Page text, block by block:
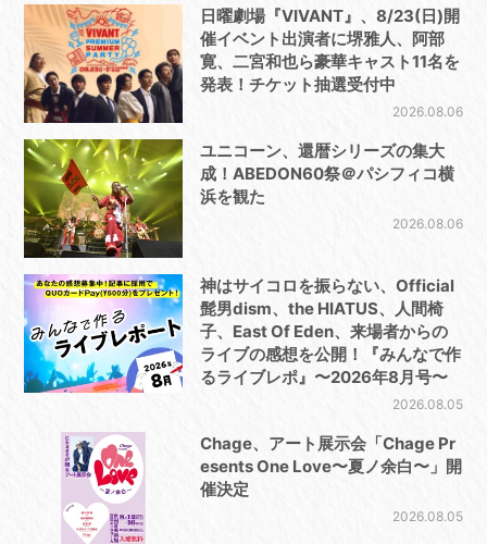
日曜劇場『VIVANT』、8/23(日)開
催イベント出演者に堺雅人、阿部
寛、二宮和也ら豪華キャスト11名を
発表！チケット抽選受付中
2026.08.06
ユニコーン、還暦シリーズの集大
成！ABEDON60祭＠パシフィコ横
浜を観た
2026.08.06
神はサイコロを振らない、Official
髭男dism、the HIATUS、人間椅
子、East Of Eden、来場者からの
ライブの感想を公開！『みんなで作
るライブレポ』〜2026年8月号〜
2026.08.05
Chage、アート展示会「Chage Pr
esents One Love〜夏ノ余白〜」開
催決定
2026.08.05